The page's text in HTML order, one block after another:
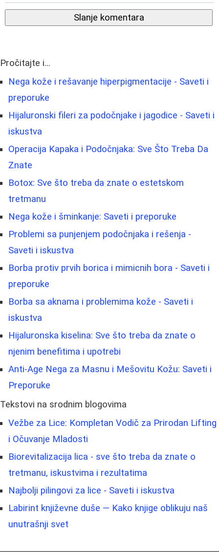
Slanje komentara
Pročitajte i...
Nega kože i rešavanje hiperpigmentacije - Saveti i
preporuke
Hijaluronski fileri za podočnjake i jagodice - Saveti i
iskustva
Operacija Kapaka i Podočnjaka: Sve Što Treba Da
Znate
Botox: Sve što treba da znate o estetskom
tretmanu
Nega kože i šminkanje: Saveti i preporuke
Problemi sa punjenjem podočnjaka i rešenja -
Saveti i iskustva
Borba protiv prvih borica i mimicnih bora - Saveti i
preporuke
Borbа sa aknama i problemima kože - Saveti i
iskustva
Hijaluronska kiselina: Sve što treba da znate o
njenim benefitima i upotrebi
Anti-Age Nega za Masnu i Mešovitu Kožu: Saveti i
Preporuke
Tekstovi na srodnim blogovima
Vežbe za Lice: Kompletan Vodič za Prirodan Lifting
i Očuvanje Mladosti
Biorevitalizacija lica - sve što treba da znate o
tretmanu, iskustvima i rezultatima
Najbolji pilingovi za lice - Saveti i iskustva
Labirint književne duše — Kako knjige oblikuju naš
unutrašnji svet